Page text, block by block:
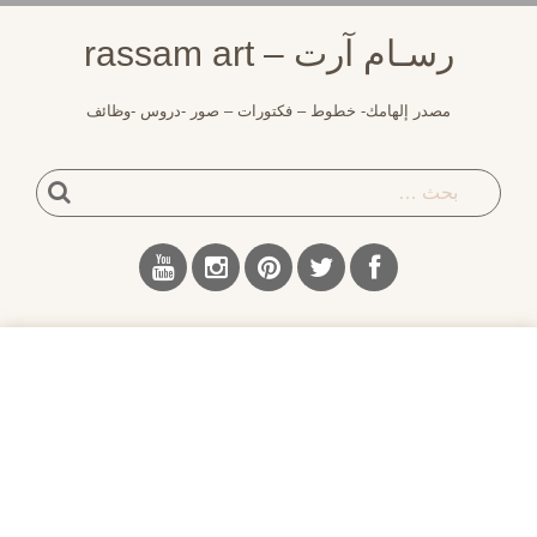
رسـام آرت – rassam art
مصدر إلهامك- خطوط – فكتورات – صور -دروس -وظائف